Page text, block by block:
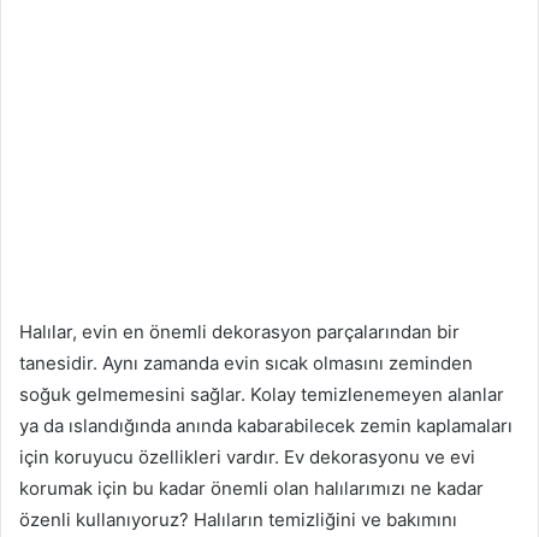
Halılar, evin en önemli dekorasyon parçalarından bir
tanesidir. Aynı zamanda evin sıcak olmasını zeminden
soğuk gelmemesini sağlar. Kolay temizlenemeyen alanlar
ya da ıslandığında anında kabarabilecek zemin kaplamaları
için koruyucu özellikleri vardır. Ev dekorasyonu ve evi
korumak için bu kadar önemli olan halılarımızı ne kadar
özenli kullanıyoruz? Halıların temizliğini ve bakımını